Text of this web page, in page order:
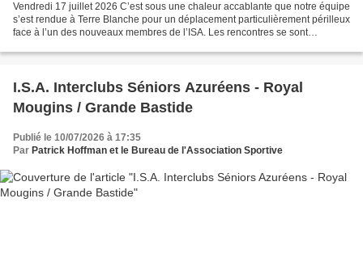
Vendredi 17 juillet 2026 C’est sous une chaleur accablante que notre équipe
s’est rendue à Terre Blanche pour un déplacement particulièrement périlleux
face à l’un des nouveaux membres de l’ISA. Les rencontres se sont
I.S.A. Interclubs Séniors Azuréens - Royal
Mougins / Grande Bastide
Publié le 10/07/2026 à 17:35
Par Patrick Hoffman et le Bureau de l'Association Sportive